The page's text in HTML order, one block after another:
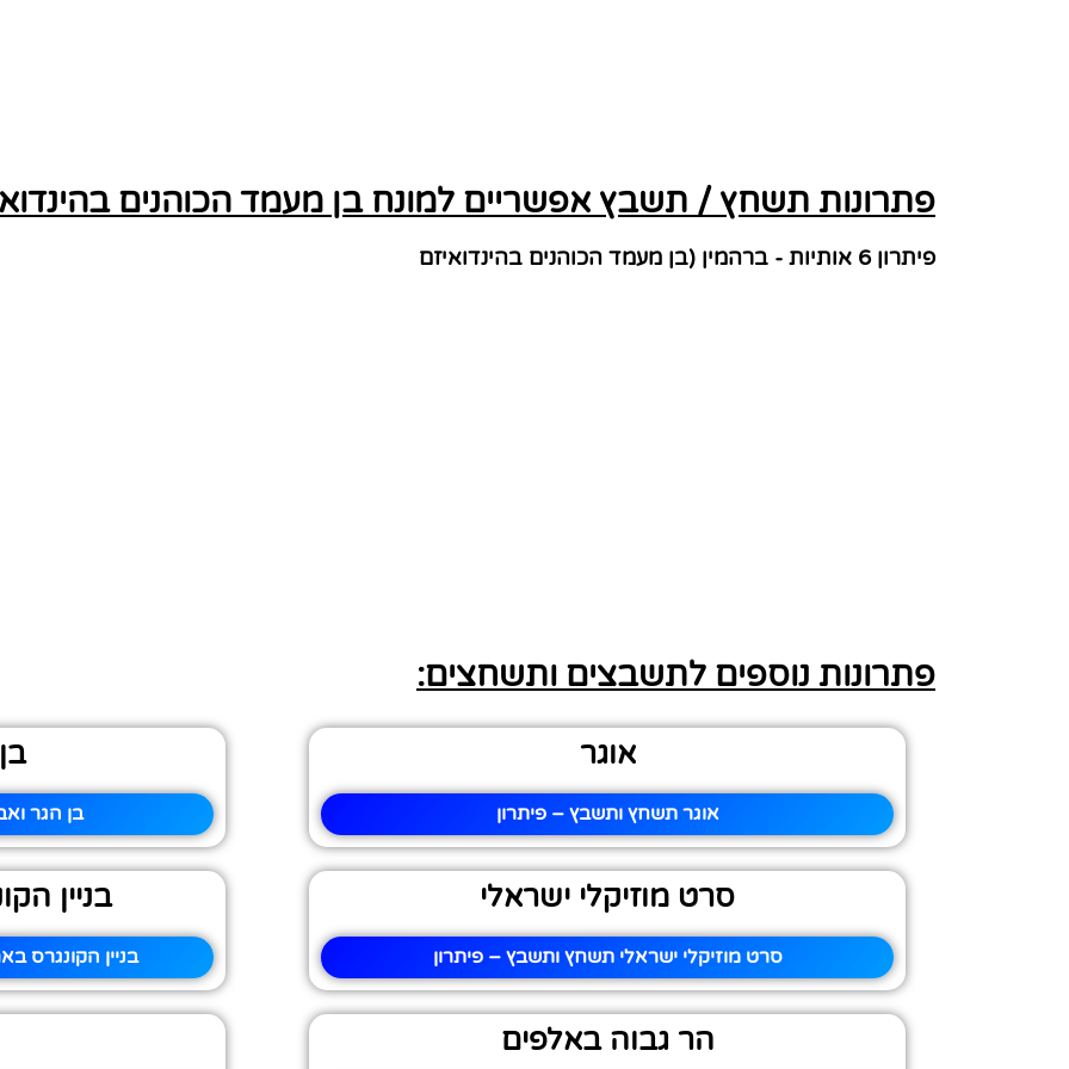
פתרונות תשחץ / תשבץ אפשריים למונח בן מעמד הכוהנים
פיתרון 6 אותיות - ברהמין (בן מעמד הכוהנים בהינדואיזם
פתרונות נוספים לתשבצים ותשחצים:
אוגר
אוגר תשחץ ותשבץ – פיתרון בן הגר
סרט מוזיקלי ישראלי
סרט מוזיקלי ישראלי תשחץ ותשבץ – פיתרון
בניין
בניין הקונגרס
הר גבוה באלפים